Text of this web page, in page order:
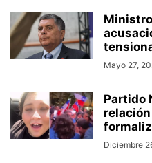
Mayo 27,
Partido
Diciembre